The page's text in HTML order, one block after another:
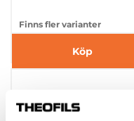
Finns fler varianter
Köp